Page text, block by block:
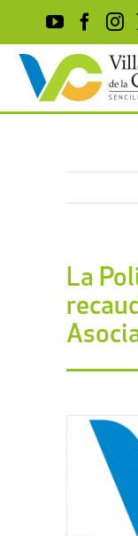
content
YouTube
La